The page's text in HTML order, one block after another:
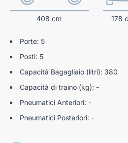
408 cm 178
Porte: 5
Posti: 5
Capacità Bagagliaio (litri): 380
Capacità di traino (kg): -
Pneumatici Anteriori: -
Pneumatici Posteriori: -